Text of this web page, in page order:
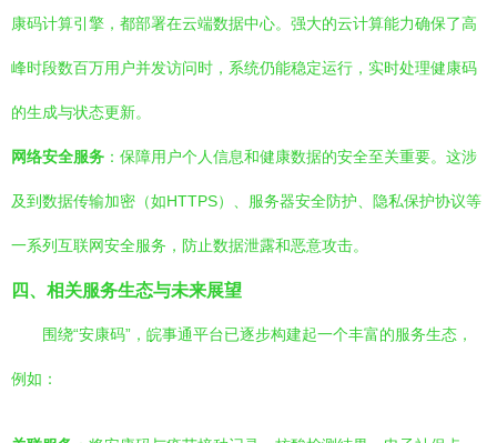
康码计算引擎，都部署在云端数据中心。强大的云计算能力确保了高
峰时段数百万用户并发访问时，系统仍能稳定运行，实时处理健康码
的生成与状态更新。
网络安全服务 ：保障用户个人信息和健康数据的安全至关重要。这涉
及到数据传输加密（如HTTPS）、服务器安全防护、隐私保护协议等
一系列互联网安全服务，防止数据泄露和恶意攻击。
四、相关服务生态与未来展望
围绕“安康码”，皖事通平台已逐步构建起一个丰富的服务生态，
例如：